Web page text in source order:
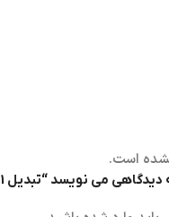
است.
می نویسد “تبديل 1به2 تلفن”